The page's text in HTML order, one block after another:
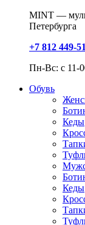
MINT —
Петербурга
+7 812 449-
Пн-Вс: с 11-
Обувь
Кеды
Кеды